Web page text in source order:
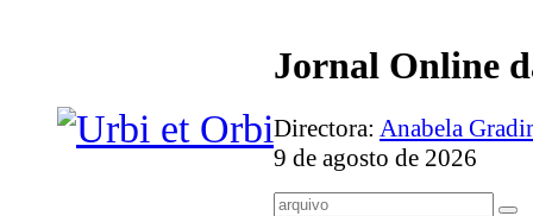
Jornal Online
Directora: Anabela
9 de agosto de 2026